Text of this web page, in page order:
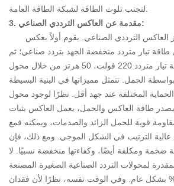
3. مقدمة عن العاكس الترددي الصناعي:
طاقة تيار متردد منخفضة الجهد بتردد صناعي؛ ثم
يتم تعزيزها إلى طاقة تيار متردد 220 فولت، 50 هرتز من خلال محول
الحمل. تتمثل مميزاتها في البنية البسيطة
المختلفة عند جهد أقل. نظرًا لوجود محول
طاقة العاكس والحمل، يعمل العاكس بثبات
قوية للحمل الزائد والصدمات، ويمكنه قمع
عالية الترتيب في الشكل الموجي. ومع ذلك، فإن
ضخمة ومكلفة أيضًا، وكفاءتها منخفضة نسبيًا. لا
لمحولات التردد الصناعية الصغيرة المصنعة
مستوى التيار 90% بشكل عام. وفي الوقت نفسه، نظرًا لأن فقدان